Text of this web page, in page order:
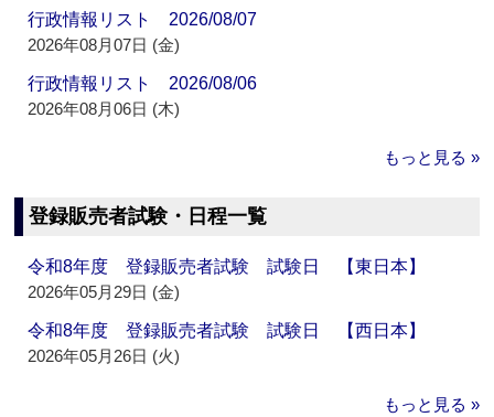
行政情報リスト 2026/08/07
2026年08月07日 (金)
行政情報リスト 2026/08/06
2026年08月06日 (木)
もっと見る »
登録販売者試験・日程一覧
令和8年度 登録販売者試験 試験日 【東日本】
2026年05月29日 (金)
令和8年度 登録販売者試験 試験日 【西日本】
2026年05月26日 (火)
もっと見る »